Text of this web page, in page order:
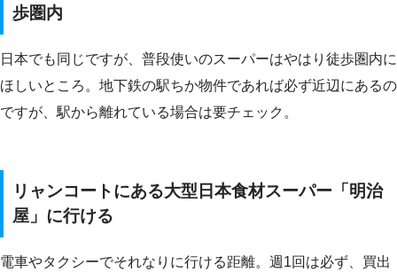
歩圏内
日本でも同じですが、普段使いのスーパーはやはり徒歩圏内に
ほしいところ。地下鉄の駅ちか物件であれば必ず近辺にあるの
ですが、駅から離れている場合は要チェック。
リャンコートにある大型日本食材スーパー「明治
屋」に行ける
電車やタクシーでそれなりに行ける距離。週1回は必ず、買出